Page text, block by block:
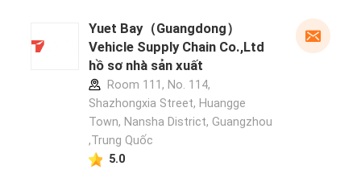
Yuet Bay（Guangdong）
Vehicle Supply Chain Co.,Ltd
hồ sơ nhà sản xuất
Room 111, No. 114,
Shazhongxia Street, Huangge
Town, Nansha District, Guangzhou
,Trung Quốc
5.0